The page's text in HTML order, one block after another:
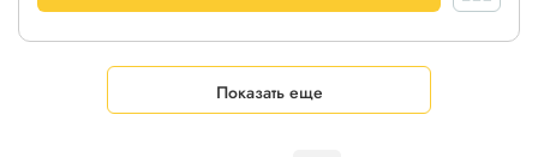
Показать еще